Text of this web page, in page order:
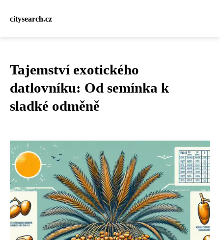
citysearch.cz
Tajemství exotického
datlovníku: Od semínka k
sladké odměně